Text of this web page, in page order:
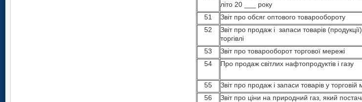
літо 20 ___ року
51 Звіт про обсяг оптового товарообороту
52
Звіт про продаж і запаси товарів
торгівлі
53 Звіт про товарооборот торгової мережі
54
Про продаж світлих нафтопродуктів і газу
55 Звіт про продаж і запаси товарів у торговій
56
Звіт про ціни на природний газ, який